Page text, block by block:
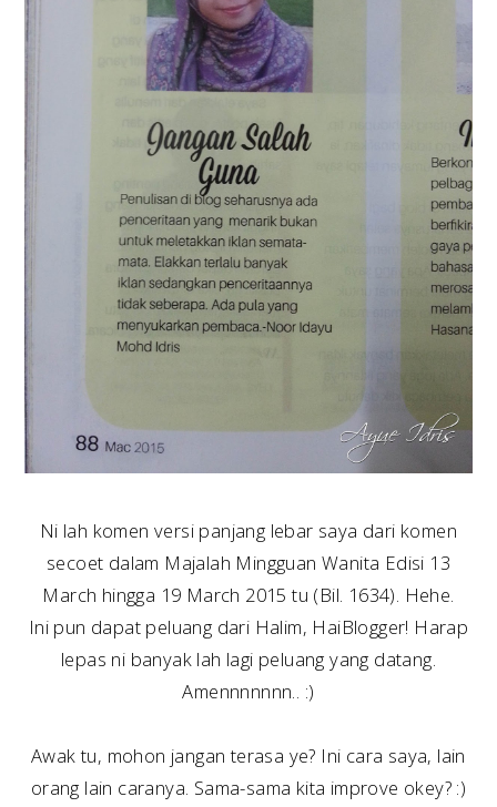
Ni lah komen versi panjang lebar saya dari komen
secoet dalam Majalah Mingguan Wanita Edisi 13
March hingga 19 March 2015 tu (Bil. 1634). Hehe.
Ini pun dapat peluang dari Halim, HaiBlogger! Harap
lepas ni banyak lah lagi peluang yang datang.
Amennnnnnn.. :)
Awak tu, mohon jangan terasa ye? Ini cara saya, lain
orang lain caranya. Sama-sama kita improve okey? :)